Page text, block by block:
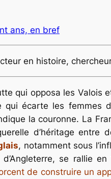
ans, en bref
en histoire,
qui opposa les Valois
écarte les femmes
la couronne. La
d’héritage entre
, notamment sous
se rallie
de construire un